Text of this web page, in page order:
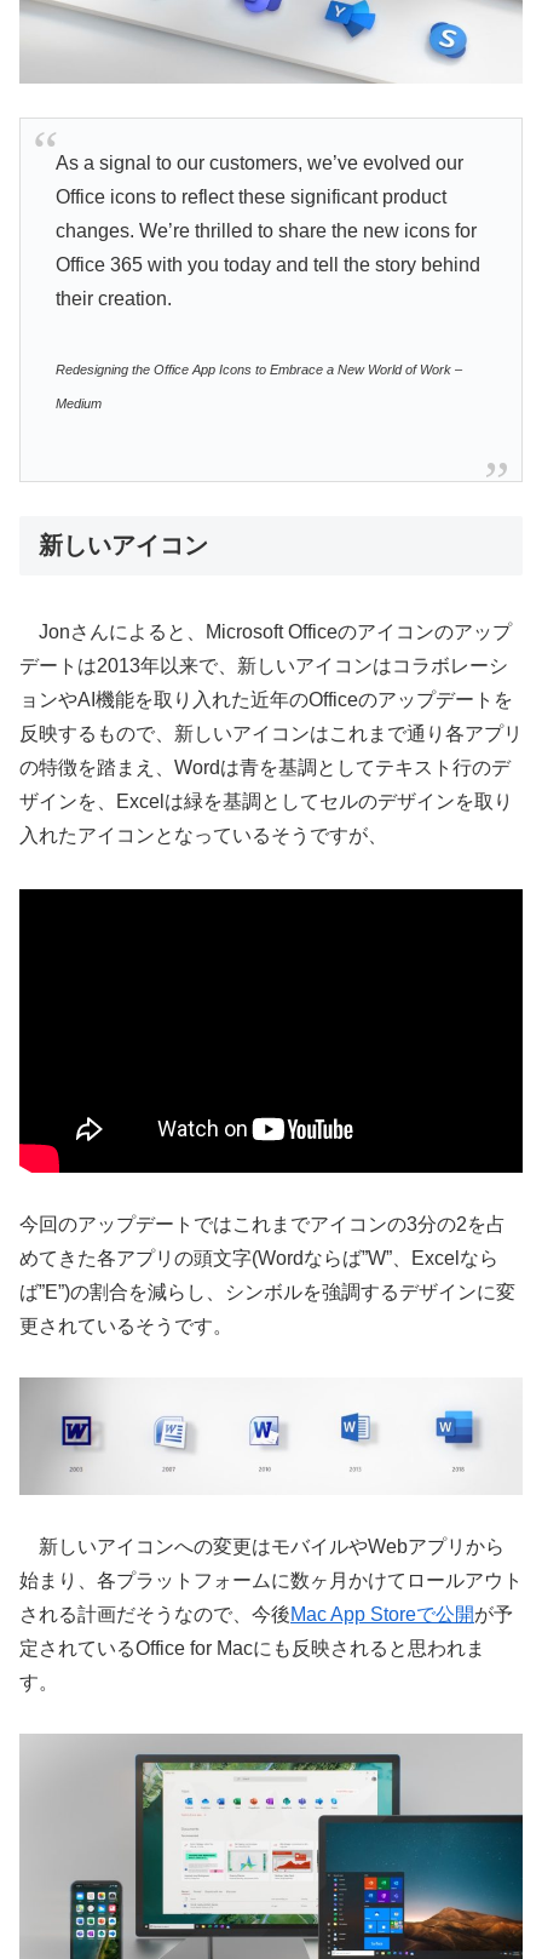
As a signal to our customers, we’ve evolved our
Office icons to reflect these significant product
changes. We’re thrilled to share the new icons for
Office 365 with you today and tell the story behind
their creation.
Redesigning the Office App Icons to Embrace a New World of Work –
Medium
新しいアイコン
Jonさんによると、Microsoft Officeのアイコンのアップ
デートは2013年以来で、新しいアイコンはコラボレーシ
ョンやAI機能を取り入れた近年のOfficeのアップデートを
反映するもので、新しいアイコンはこれまで通り各アプリ
の特徴を踏まえ、Wordは青を基調としてテキスト行のデ
ザインを、Excelは緑を基調としてセルのデザインを取り
入れたアイコンとなっているそうですが、
今回のアップデートではこれまでアイコンの3分の2を占
めてきた各アプリの頭文字(Wordならば”W”、Excelなら
ば”E”)の割合を減らし、シンボルを強調するデザインに変
更されているそうです。
新しいアイコンへの変更はモバイルやWebアプリから
始まり、各プラットフォームに数ヶ月かけてロールアウト
される計画だそうなので、今後Mac App Storeで公開が予
定されているOffice for Macにも反映されると思われま
す。